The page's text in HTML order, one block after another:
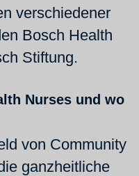
verschiedener
Bosch Health
Stiftung.
Nurses und wo
von Community
ganzheitliche